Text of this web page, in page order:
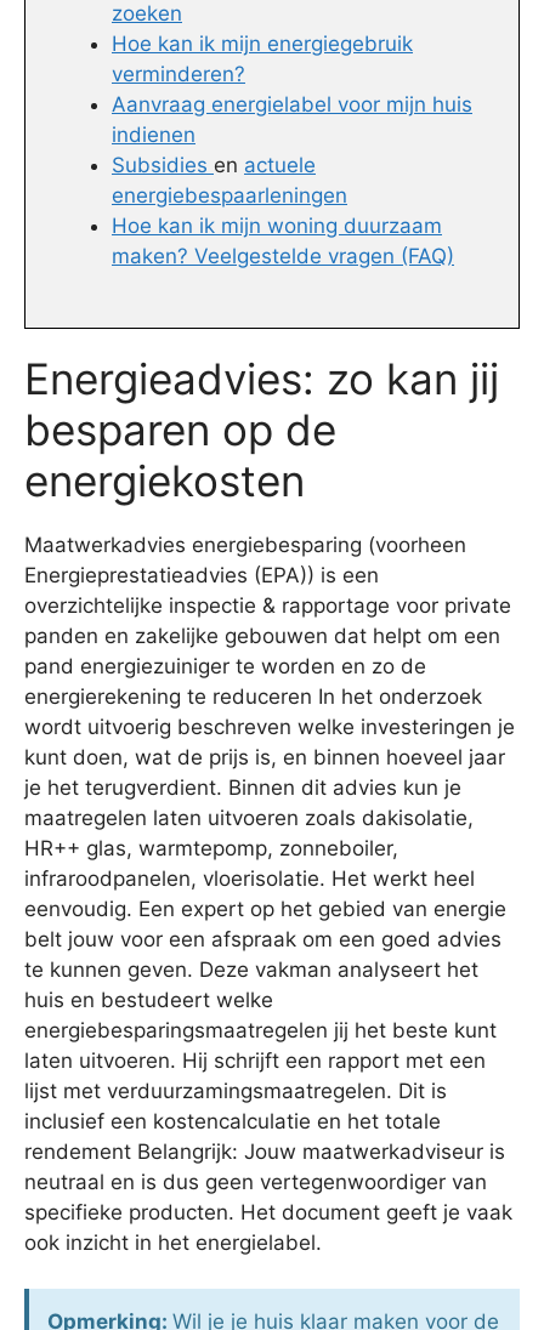
zoeken
Hoe kan ik mijn energiegebruik
verminderen?
Aanvraag energielabel voor mijn huis
indienen
Subsidies en actuele
energiebespaarleningen
Hoe kan ik mijn woning duurzaam
maken? Veelgestelde vragen (FAQ)
Energieadvies: zo kan jij
besparen op de
energiekosten
Maatwerkadvies energiebesparing (voorheen
Energieprestatieadvies (EPA)) is een
overzichtelijke inspectie & rapportage voor private
panden en zakelijke gebouwen dat helpt om een
pand energiezuiniger te worden en zo de
energierekening te reduceren In het onderzoek
wordt uitvoerig beschreven welke investeringen je
kunt doen, wat de prijs is, en binnen hoeveel jaar
je het terugverdient. Binnen dit advies kun je
maatregelen laten uitvoeren zoals dakisolatie,
HR++ glas, warmtepomp, zonneboiler,
infraroodpanelen, vloerisolatie. Het werkt heel
eenvoudig. Een expert op het gebied van energie
belt jouw voor een afspraak om een goed advies
te kunnen geven. Deze vakman analyseert het
huis en bestudeert welke
energiebesparingsmaatregelen jij het beste kunt
laten uitvoeren. Hij schrijft een rapport met een
lijst met verduurzamingsmaatregelen. Dit is
inclusief een kostencalculatie en het totale
rendement Belangrijk: Jouw maatwerkadviseur is
neutraal en is dus geen vertegenwoordiger van
specifieke producten. Het document geeft je vaak
ook inzicht in het energielabel.
Opmerking: Wil je je huis klaar maken voor de